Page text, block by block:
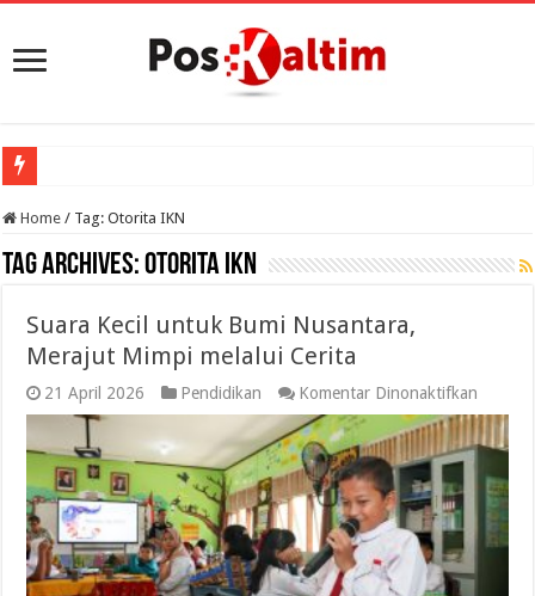
Home / Tag:Otorita IKN
Tag Archives:Otorita IKN
Suara Kecil untuk Bumi Nusantara,
Merajut Mimpi melalui Cerita
21 April 2026 Pendidikan Komentar Dinonaktifkan
Suara
Kecil
untuk
Merajut
Mimpi
melalui